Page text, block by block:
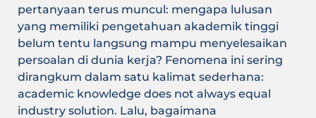
pertanyaan terus muncul: mengapa lulusan
yang memiliki pengetahuan akademik tinggi
belum tentu langsung mampu menyelesaikan
persoalan di dunia kerja? Fenomena ini sering
dirangkum dalam satu kalimat sederhana:
academic knowledge does not always equal
industry solution. Lalu, bagaimana